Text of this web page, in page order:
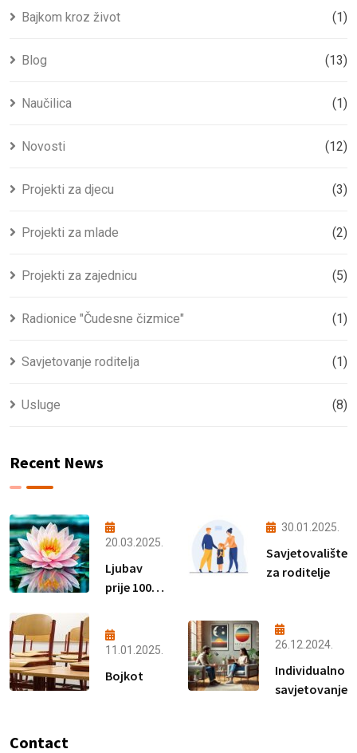
Bajkom kroz život (1)
Blog (13)
Naučilica (1)
Novosti (12)
Projekti za djecu (3)
Projekti za mlade (2)
Projekti za zajednicu (5)
Radionice "Čudesne čizmice" (1)
Savjetovanje roditelja (1)
Usluge (8)
Recent News
20.03.2025.
Ljubav
prije 100
30.01.2025.
Savjetovalište
za roditelje
11.01.2025.
Bojkot
26.12.2024.
Individualno
savjetovanje
Contact